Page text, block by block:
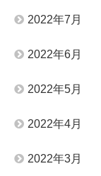
2022年7月
2022年6月
2022年5月
2022年4月
2022年3月